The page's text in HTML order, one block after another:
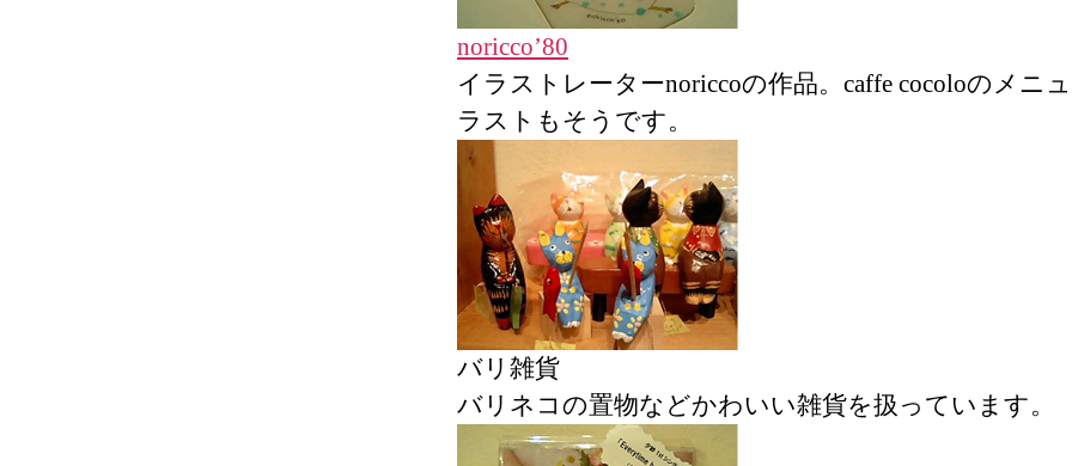
noricco’80
イラストレーターnoriccoの作品。caffe cocoloのメニ
ラストもそうです。
バリ雑貨
バリネコの置物などかわいい雑貨を扱っています。